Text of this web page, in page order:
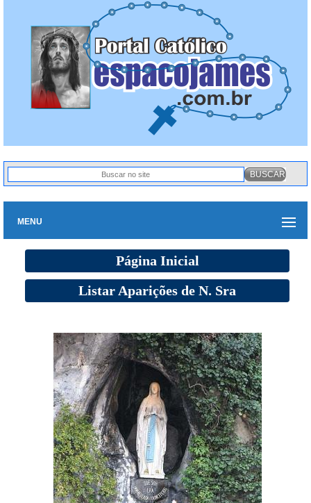
MENU
Página Inicial
Listar Aparições de N. Sra